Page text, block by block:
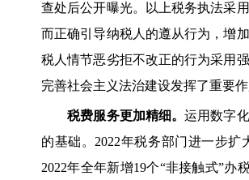
查处后公开曝光。以上税务执法采
而正确引导纳税人的遵从行为，增
税人情节恶劣拒不改正的行为采用
完善社会主义法治建设发挥了重要
税费服务更加精细。运用数字
的基础。2022年税务部门进一步
2022年全年新增19个“非接触式”办